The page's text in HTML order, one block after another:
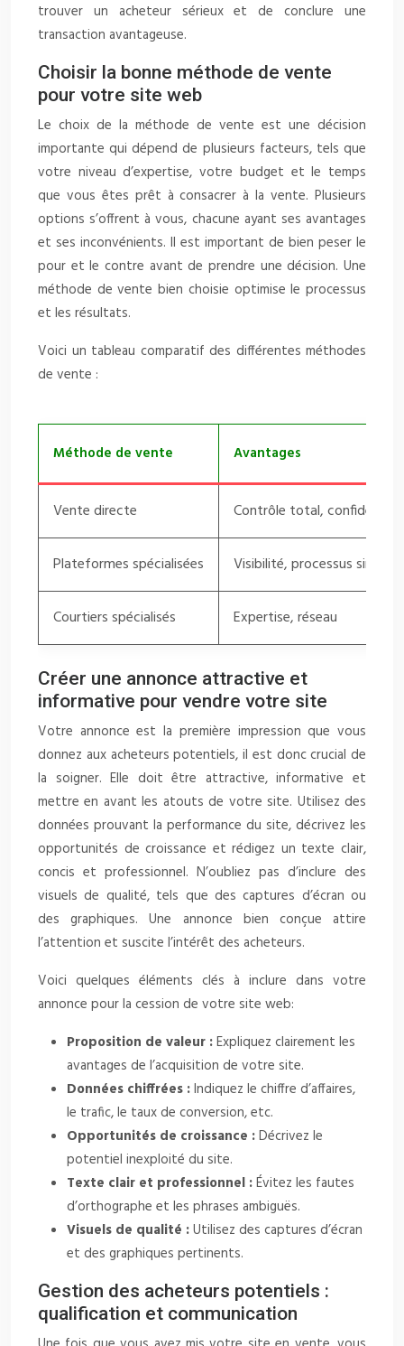
trouver un acheteur sérieux et de conclure une
transaction avantageuse.
Choisir la bonne méthode de vente
pour votre site web
Le choix de la méthode de vente est une décision
importante qui dépend de plusieurs facteurs, tels que
votre niveau d’expertise, votre budget et le temps
que vous êtes prêt à consacrer à la vente. Plusieurs
options s’offrent à vous, chacune ayant ses avantages
et ses inconvénients. Il est important de bien peser le
pour et le contre avant de prendre une décision. Une
méthode de vente bien choisie optimise le processus
et les résultats.
Voici un tableau comparatif des différentes méthodes
de vente :
Méthode de vente Avantages
Vente directe Contrôle total,
Plateformes spécialisées Visibilité, processus simplifié
Courtiers spécialisés Expertise, réseau
Créer une annonce attractive et
informative pour vendre votre site
Votre annonce est la première impression que vous
donnez aux acheteurs potentiels, il est donc crucial de
la soigner. Elle doit être attractive, informative et
mettre en avant les atouts de votre site. Utilisez des
données prouvant la performance du site, décrivez les
opportunités de croissance et rédigez un texte clair,
concis et professionnel. N’oubliez pas d’inclure des
visuels de qualité, tels que des captures d’écran ou
des graphiques. Une annonce bien conçue attire
l’attention et suscite l’intérêt des acheteurs.
Voici quelques éléments clés à inclure dans votre
annonce pour la cession de votre site web:
Proposition de valeur :Expliquez clairement les
avantages de l’acquisition de votre site.
Données chiffrées :Indiquez le chiffre d’affaires,
le trafic, le taux de conversion, etc.
Opportunités de croissance :Décrivez le
potentiel inexploité du site.
Texte clair et professionnel :Évitez les fautes
d’orthographe et les phrases ambiguës.
Visuels de qualité :Utilisez des captures d’écran
et des graphiques pertinents.
Gestion des acheteurs potentiels :
qualification et communication